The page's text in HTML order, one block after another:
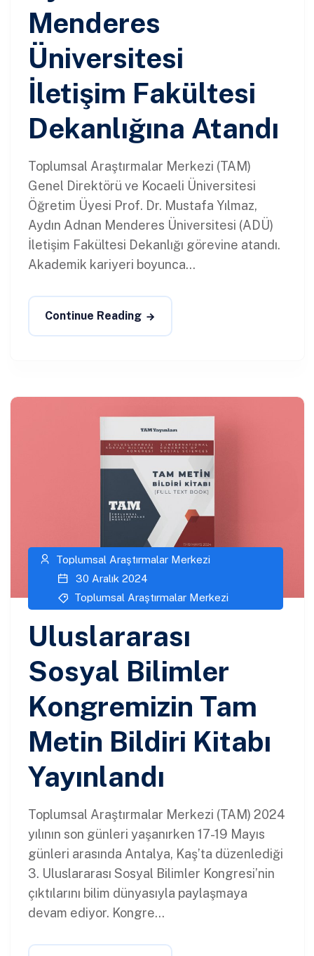
Menderes
Üniversitesi
İletişim Fakültesi
Dekanlığına Atandı
Toplumsal Araştırmalar Merkezi (TAM)
Genel Direktörü ve Kocaeli Üniversitesi
Öğretim Üyesi Prof. Dr. Mustafa Yılmaz,
Aydın Adnan Menderes Üniversitesi (ADÜ)
İletişim Fakültesi Dekanlığı görevine atandı.
Akademik kariyeri boyunca...
Continue Reading
Toplumsal Araştırmalar Merkezi
30 Aralık 2024
Toplumsal Araştırmalar Merkezi
Uluslararası
Sosyal Bilimler
Kongremizin Tam
Metin Bildiri Kitabı
Yayınlandı
Toplumsal Araştırmalar Merkezi (TAM) 2024
yılının son günleri yaşanırken 17-19 Mayıs
günleri arasında Antalya, Kaş’ta düzenlediği
3. Uluslararası Sosyal Bilimler Kongresi’nin
çıktılarını bilim dünyasıyla paylaşmaya
devam ediyor. Kongre...